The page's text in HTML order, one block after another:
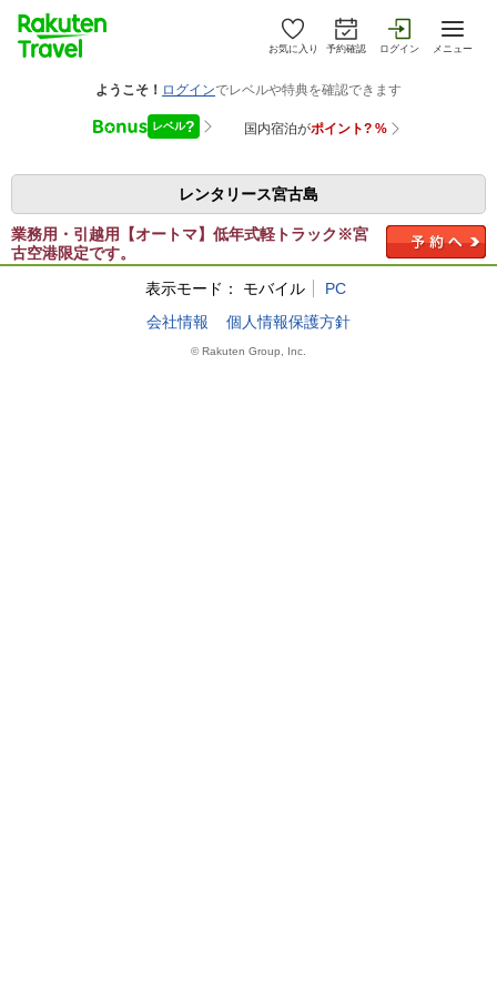
お気に入り 予約確認 ログイン メニュー
レンタリース宮古島
業務用・引越用【オートマ】低年式軽トラック※宮
古空港限定です。
表示モード：
モバイル
PC
会社情報
個人情報保護方針
© Rakuten Group, Inc.